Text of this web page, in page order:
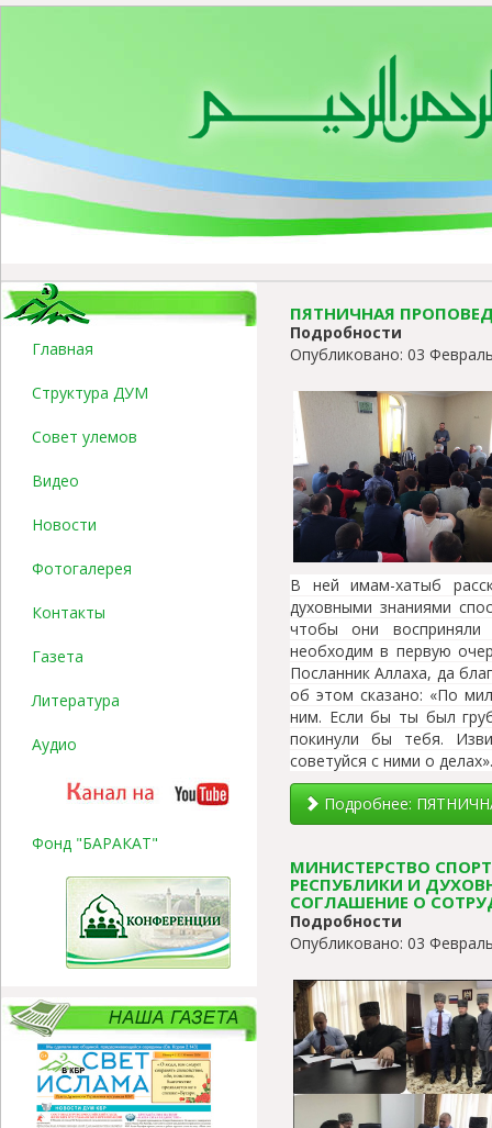
Главная
Структура ДУМ
Совет улемов
Видео
Новости
Фотогалерея
Контакты
Газета
Литература
Аудио
Фонд "БАРАКАТ"
ПЯТНИЧНАЯ
Подробности
Опубликовано: 03
В ней имам-хатыб
духовными знаниями
чтобы они
необходим в первую
Посланник Аллаха, да
об этом сказано: «По
ним. Если бы ты был
покинули бы тебя.
советуйся с ними о
Подробнее:
МИНИСТЕРСТВО
РЕСПУБЛИКИ И
СОГЛАШЕНИЕ О
Подробности
Опубликовано: 03